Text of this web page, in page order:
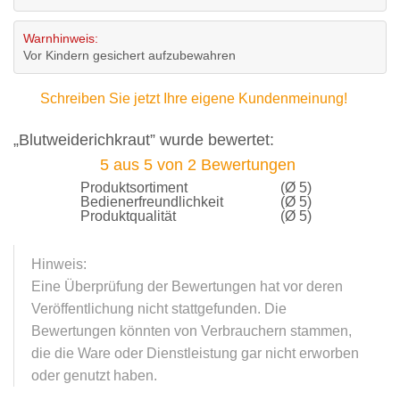
Warnhinweis:
Vor Kindern gesichert aufzubewahren
Schreiben Sie jetzt Ihre eigene Kundenmeinung!
„Blutweiderichkraut” wurde bewertet:
5 aus 5 von 2 Bewertungen
Produktsortiment
(Ø 5)
Bedienerfreundlichkeit
(Ø 5)
Produktqualität
(Ø 5)
Hinweis:
Eine Überprüfung der Bewertungen hat vor deren
Veröffentlichung nicht stattgefunden. Die
Bewertungen könnten von Verbrauchern stammen,
die die Ware oder Dienstleistung gar nicht erworben
oder genutzt haben.